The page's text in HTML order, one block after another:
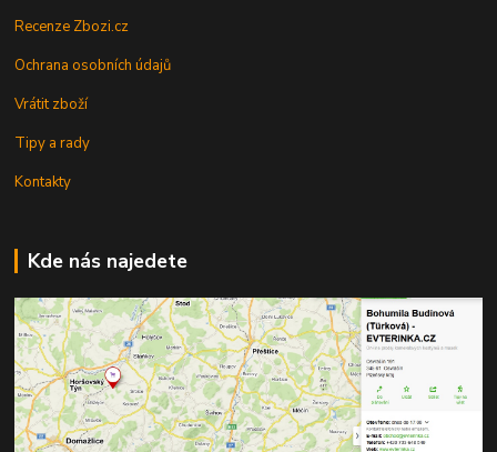
Recenze Zbozi.cz
Ochrana osobních údajů
Vrátit zboží
Tipy a rady
Kontakty
Kde nás najedete